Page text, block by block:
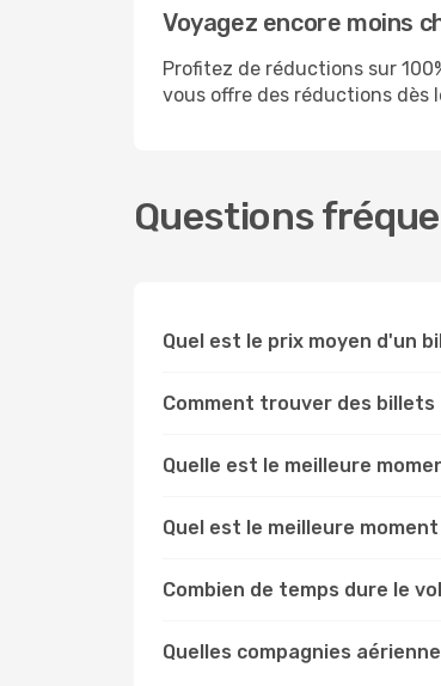
Voyagez encore moins
Profitez de réductions sur
vous offre des réductions dès
Questions
Quel est le prix moyen d'un
Comment trouver des billets
Quelle est le meilleure
Quel est le meilleure
Combien de temps dure le
Quelles compagnies